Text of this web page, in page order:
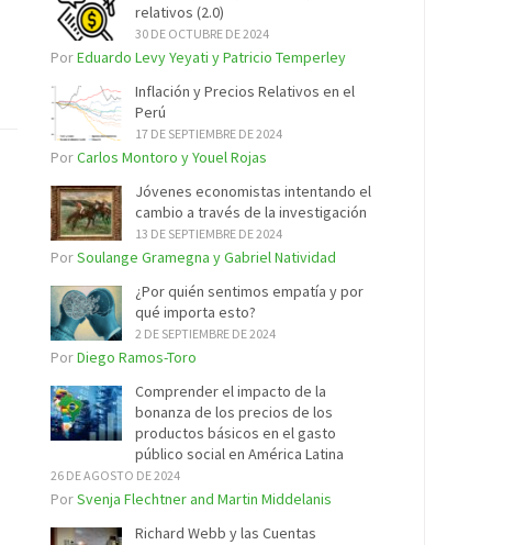
relativos (2.0)
30 DE OCTUBRE DE 2024
PorEduardo Levy Yeyati y Patricio Temperley
Inflación y Precios Relativos en el
Perú
17 DE SEPTIEMBRE DE 2024
PorCarlos Montoro y Youel Rojas
Jóvenes economistas intentando el
cambio a través de la investigación
13 DE SEPTIEMBRE DE 2024
PorSoulange Gramegna y Gabriel Natividad
¿Por quién sentimos empatía y por
qué importa esto?
2 DE SEPTIEMBRE DE 2024
PorDiego Ramos-Toro
Comprender el impacto de la
bonanza de los precios de los
productos básicos en el gasto
público social en América Latina
26 DE AGOSTO DE 2024
PorSvenja Flechtner and Martin Middelanis
Richard Webb y las Cuentas